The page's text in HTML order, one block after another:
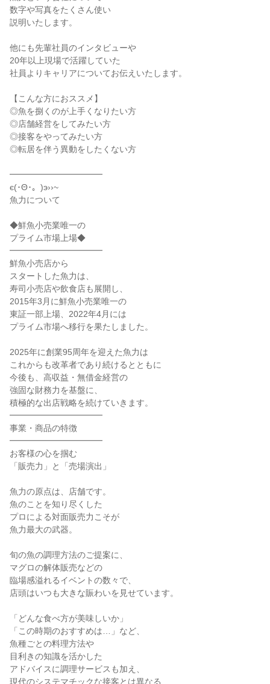
数字や写真をたくさん使い
説明いたします。
他にも先輩社員のインタビューや
20年以上現場で活躍していた
社員よりキャリアについてお伝えいたします。
【こんな方におススメ】
◎魚を捌くのが上手くなりたい方
◎店舗経営をしてみたい方
◎接客をやってみたい方
◎転居を伴う異動をしたくない方
━━━━━━━━━━━
є(･Θ･。)э››~
魚力について
◆鮮魚小売業唯一の
プライム市場上場◆
━━━━━━━━━━━
鮮魚小売店から
スタートした魚力は、
寿司小売店や飲食店も展開し、
2015年3月に鮮魚小売業唯一の
東証一部上場、2022年4月には
プライム市場へ移行を果たしました。
2025年に創業95周年を迎えた魚力は
これからも改革者であり続けるとともに
今後も、高収益・無借金経営の
強固な財務力を基盤に、
積極的な出店戦略を続けていきます。
━━━━━━━━━━━
事業・商品の特徴
━━━━━━━━━━━
お客様の心を掴む
「販売力」と「売場演出」
魚力の原点は、店舗です。
魚のことを知り尽くした
プロによる対面販売力こそが
魚力最大の武器。
旬の魚の調理方法のご提案に、
マグロの解体販売などの
臨場感溢れるイベントの数々で、
店頭はいつも大きな賑わいを見せています。
「どんな食べ方が美味しいか」
「この時期のおすすめは…」など、
魚種ごとの料理方法や
目利きの知識を活かした
アドバイスに調理サービスも加え、
現代のシステマチックな接客とは異なる